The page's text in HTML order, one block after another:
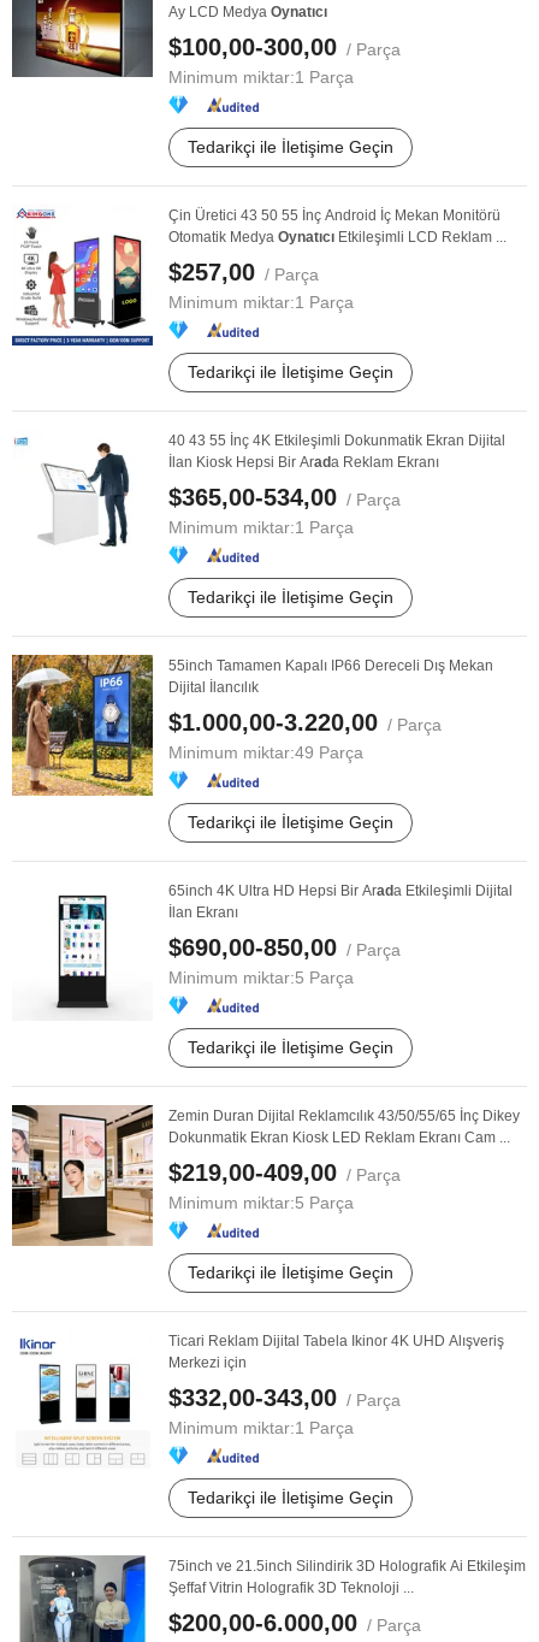
Ay LCD Medya Oynatıcı
$100,00-300,00 / Parça
Minimum miktar:1 Parça
Tedarikçi ile İletişime Geçin
Çin Üretici 43 50 55 İnç Android İç Mekan Monitörü
Otomatik Medya Oynatıcı Etkileşimli LCD Reklam ...
$257,00 / Parça
Minimum miktar:1 Parça
Tedarikçi ile İletişime Geçin
40 43 55 İnç 4K Etkileşimli Dokunmatik Ekran Dijital
İlan Kiosk Hepsi Bir Arada Reklam Ekranı
$365,00-534,00 / Parça
Minimum miktar:1 Parça
Tedarikçi ile İletişime Geçin
55inch Tamamen Kapalı IP66 Dereceli Dış Mekan
Dijital İlancılık
$1.000,00-3.220,00 / Parça
Minimum miktar:49 Parça
Tedarikçi ile İletişime Geçin
65inch 4K Ultra HD Hepsi Bir Arada Etkileşimli Dijital
İlan Ekranı
$690,00-850,00 / Parça
Minimum miktar:5 Parça
Tedarikçi ile İletişime Geçin
Zemin Duran Dijital Reklamcılık 43/50/55/65 İnç Dikey
Dokunmatik Ekran Kiosk LED Reklam Ekranı Cam ...
$219,00-409,00 / Parça
Minimum miktar:5 Parça
Tedarikçi ile İletişime Geçin
Ticari Reklam Dijital Tabela Ikinor 4K UHD Alışveriş
Merkezi için
$332,00-343,00 / Parça
Minimum miktar:1 Parça
Tedarikçi ile İletişime Geçin
75inch ve 21.5inch Silindirik 3D Holografik Ai Etkileşim
Şeffaf Vitrin Holografik 3D Teknoloji ...
$200,00-6.000,00 / Parça